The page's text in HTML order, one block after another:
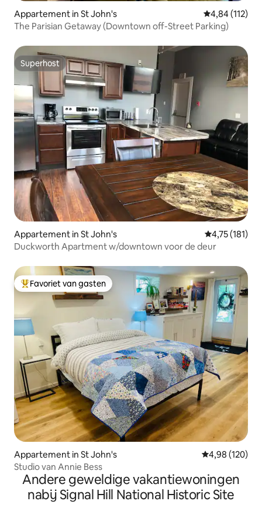
Appartement in St John's Gemiddelde
4,84 (112)
The Parisian Getaway (Downtown off-Street Parking)
Superhost
Superhost
Appartement in St John's Gemiddelde
4,75 (181)
Duckworth Apartment w/downtown voor de deur
Topfavoriet van gasten
Favoriet van gasten
Appartement in St John's Gemiddelde
4,98 (120)
Studio van Annie Bess
Andere geweldige vakantiewoningen
nabij Signal Hill National Historic Site